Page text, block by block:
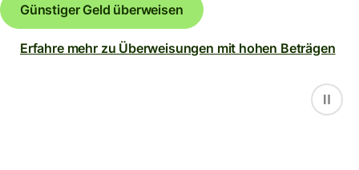
Günstiger Geld überweisen
Erfahre mehr zu Überweisungen mit hohen Beträgen